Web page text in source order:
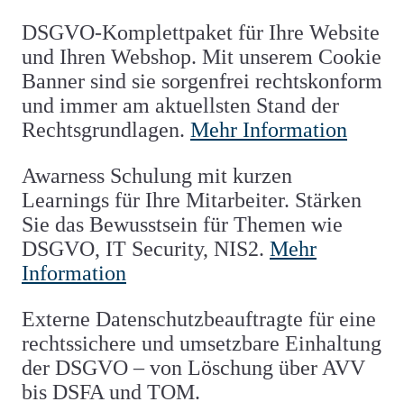
DSGVO-Komplettpaket für Ihre Website
und Ihren Webshop. Mit unserem Cookie
Banner sind sie sorgenfrei rechtskonform
und immer am aktuellsten Stand der
Rechtsgrundlagen. Mehr Information
Awarness Schulung mit kurzen
Learnings für Ihre Mitarbeiter. Stärken
Sie das Bewusstsein für Themen wie
DSGVO, IT Security, NIS2. Mehr
Information
Externe Datenschutzbeauftragte für eine
rechtssichere und umsetzbare Einhaltung
der DSGVO – von Löschung über AVV
bis DSFA und TOM.